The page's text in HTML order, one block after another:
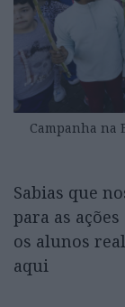
Campanha na
Sabias que
para as
os alunos
aqui